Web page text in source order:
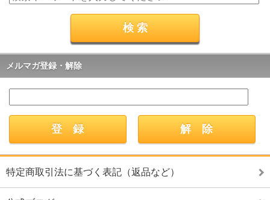
メルマガ登録・解除
特定商取引法に基づく表記（返品など）